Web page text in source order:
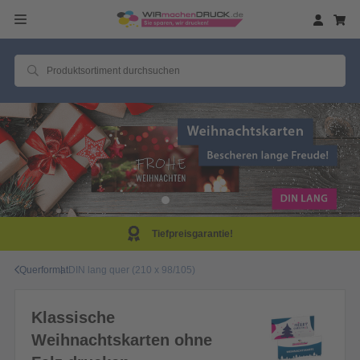
Tiefpreisgarantie!
QuerformatDIN lang quer (210 x 98/105)
Klassische
Weihnachtskarten ohne